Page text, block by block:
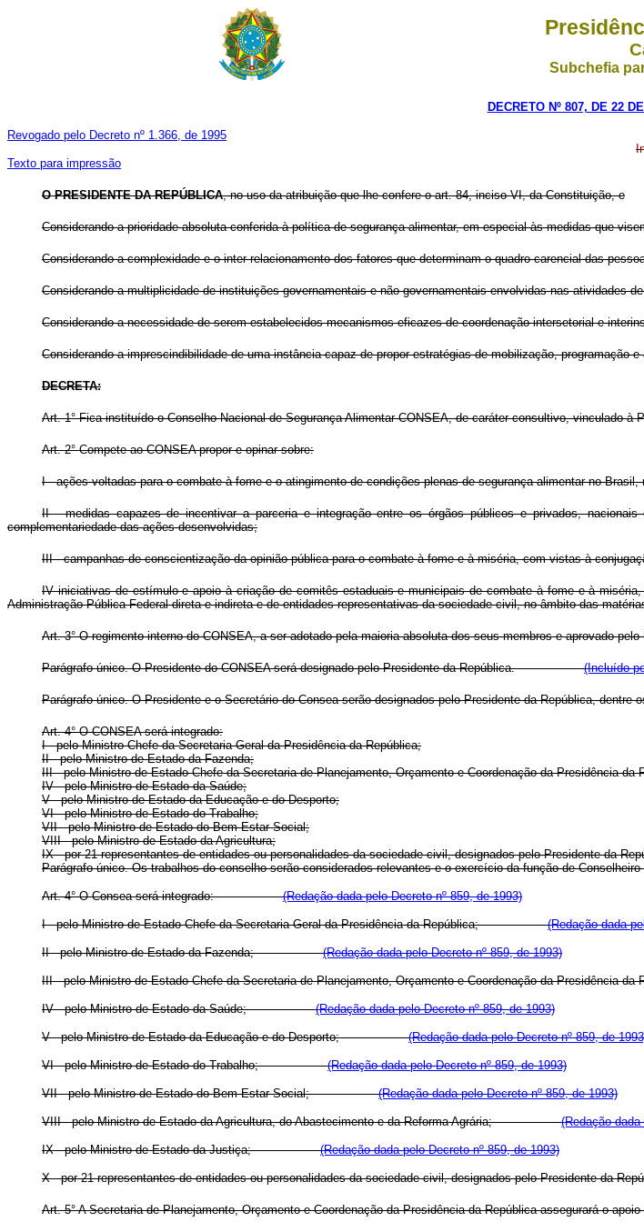
Subchefia
DECRETO Nº 807, DE 22
Revogado pelo Decreto nº 1.366, de 1995
Texto para impressão
O PRESIDENTE DA REPÚBLICA, no uso da atribuição que lhe confere o art. 84, inciso VI, da Constituição, e
Considerando a prioridade absoluta conferida à política de segurança alimentar, em especial às medidas que
Considerando a complexidade e o inter-relacionamento dos fatores que determinam o quadro carencial das
Considerando a multiplicidade de instituições governamentais e não-governamentais envolvidas nas atividades
Considerando a necessidade de serem estabelecidos mecanismos eficazes de coordenação intersetorial e
Considerando a imprescindibilidade de uma instância capaz de propor estratégias de mobilização,
DECRETA:
Art. 1° Fica instituído o Conselho Nacional de Segurança Alimentar CONSEA, de caráter consultivo, vinculado à
Art. 2° Compete ao CONSEA propor e opinar sobre:
I - ações voltadas para o combate à fome e o atingimento de condições plenas de segurança alimentar no
II - medidas capazes de incentivar a parceria e integração entre os órgãos públicos e privados,
complementariedade das ações desenvolvidas;
III - campanhas de conscientização da opinião pública para o combate à fome e à miséria, com vistas à
IV iniciativas de estímulo e apoio à criação de comitês estaduais e municipais de combate à fome e à
Administração Pública Federal direta e indireta e de entidades representativas da sociedade civil, no âmbito das
Art. 3° O regimento interno do CONSEA, a ser adotado pela maioria absoluta dos seus membros e aprovado
Parágrafo único. O Presidente do CONSEA será designado pelo Presidente da República.(Incluído
Parágrafo único. O Presidente e o Secretário do Consea serão designados pelo Presidente da
Art. 4° O CONSEA será integrado:
I - pelo Ministro-Chefe da Secretaria-Geral da Presidência da República;
II - pelo Ministro de Estado da Fazenda;
III - pelo Ministro de Estado Chefe da Secretaria de Planejamento, Orçamento e Coordenação da Presidência da
IV - pelo Ministro de Estado da Saúde;
V - pelo Ministro de Estado da Educação e do Desporto;
VI - pelo Ministro de Estado do Trabalho;
VII - pelo Ministro de Estado do Bem-Estar Social;
VIII - pelo Ministro de Estado da Agricultura;
IX - por 21 representantes de entidades ou personalidades da sociedade civil, designados pelo Presidente da
Parágrafo único. Os trabalhos do conselho serão considerados relevantes e o exercício da função de
Art. 4° O Consea será integrado:(Redação dada pelo Decreto nº 859, de 1993)
I - pelo Ministro de Estado Chefe da Secretaria-Geral da Presidência da República;(Redação dada
II - pelo Ministro de Estado da Fazenda;(Redação dada pelo Decreto nº 859, de 1993)
III - pelo Ministro de Estado Chefe da Secretaria de Planejamento, Orçamento e Coordenação da
IV - pelo Ministro de Estado da Saúde;(Redação dada pelo Decreto nº 859, de 1993)
V - pelo Ministro de Estado da Educação e do Desporto;(Redação dada pelo Decreto nº 859, de
VI - pelo Ministro de Estado do Trabalho;(Redação dada pelo Decreto nº 859, de 1993)
VII - pelo Ministro de Estado do Bem-Estar Social;(Redação dada pelo Decreto nº 859, de 1993)
VIII - pelo Ministro de Estado da Agricultura, do Abastecimento e da Reforma Agrária;(Redação
IX - pelo Ministro de Estado da Justiça;(Redação dada pelo Decreto nº 859, de 1993)
X - por 21 representantes de entidades ou personalidades da sociedade civil, designados pelo
Art. 5° A Secretaria de Planejamento, Orçamento e Coordenação da Presidência da República assegurará o